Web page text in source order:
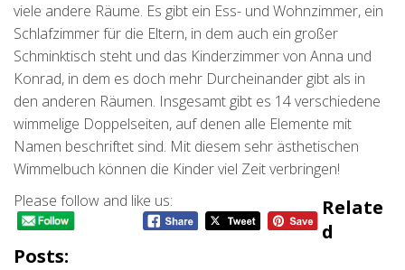
viele andere Räume. Es gibt ein Ess- und Wohnzimmer, ein
Schlafzimmer für die Eltern, in dem auch ein großer
Schminktisch steht und das Kinderzimmer von Anna und
Konrad, in dem es doch mehr Durcheinander gibt als in
den anderen Räumen. Insgesamt gibt es 14 verschiedene
wimmelige Doppelseiten, auf denen alle Elemente mit
Namen beschriftet sind. Mit diesem sehr ästhetischen
Wimmelbuch können die Kinder viel Zeit verbringen!
Please follow and like us:
Relate
D
Posts: